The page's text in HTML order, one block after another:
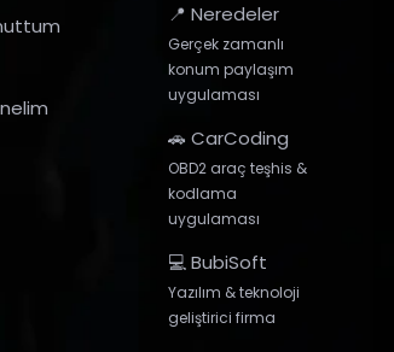
📍 Neredeler
Gerçek zamanlı
konum paylaşım
uygulaması
🚗 CarCoding
OBD2 araç teşhis &
kodlama
uygulaması
💻 BubiSoft
Yazılım & teknoloji
geliştirici firma